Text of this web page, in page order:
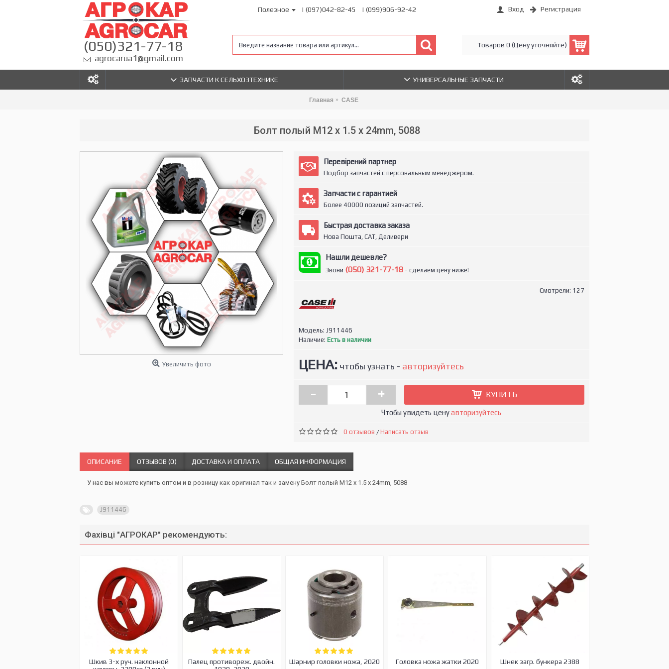
(050)321-77-18
agrocarua1@gmail.com
Полезное | (097)042-82-45 | (099)906-92-42 Вход Регистрация
Товаров 0 (Цену уточняйте)
ЗАПЧАСТИ К СЕЛЬХОЗТЕХНИКЕ УНИВЕРСАЛЬНЫЕ ЗАПЧАСТИ
Главная CASE
Болт полый M12 x 1.5 x 24mm, 5088
Увеличить фото
Перевірений партнер
Подбор запчастей с персональным менеджером.
Запчасти с гарантией
Более 40000 позиций запчастей.
Быстрая доставка заказа
Нова Пошта, САТ, Деливери
Нашли дешевле?
Звони (050) 321-77-18- сделаем цену ниже!
Смотрели: 127
Модель: J911446
Наличие: Есть в наличии
ЦЕНА:чтобы узнать - авторизуйтесь
- + КУПИТЬ
Чтобы увидеть ценуавторизуйтесь
0 отзывов /Написать отзыв
ОПИСАНИЕ ОТЗЫВОВ (0) ДОСТАВКА И ОПЛАТА ОБЩАЯ ИНФОРМАЦИЯ
У нас вы можете купить оптом и в розницу как оригинал так и замену Болт полый M12 x 1.5 x 24mm, 5088
J911446
Фахівці "АГРОКАР" рекомендують:
Шкив 3-х руч. наклонной
Палец противореж. двойн.
Шарнир головки ножа, 2020 Головка ножа жатки 2020 Шнек загр. бункера 2388